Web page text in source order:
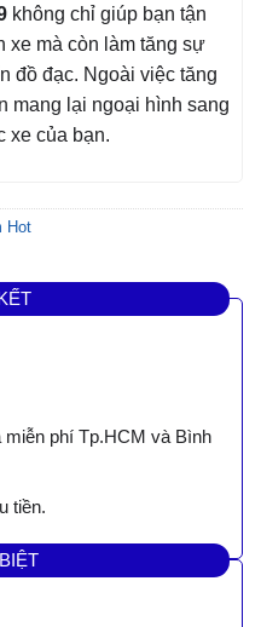
không chỉ giúp bạn tận
xe mà còn làm tăng sự
đồ đạc. Ngoài việc tăng
mang lại ngoại hình sang
xe của bạn.
Hot
miễn phí Tp.HCM và Bình
tiền.